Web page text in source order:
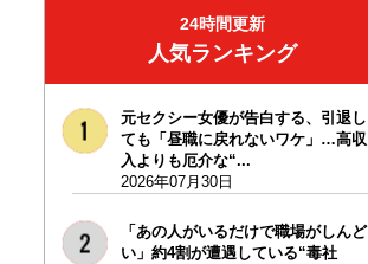
24時間更新
人気ランキング
元セクシー女優が告白する、引退し
ても「昼職に戻れないワケ」…高収
入よりも厄介な“...
2026年07月30日
「あの人がいるだけで職場がしんど
い」約4割が遭遇している“毒社